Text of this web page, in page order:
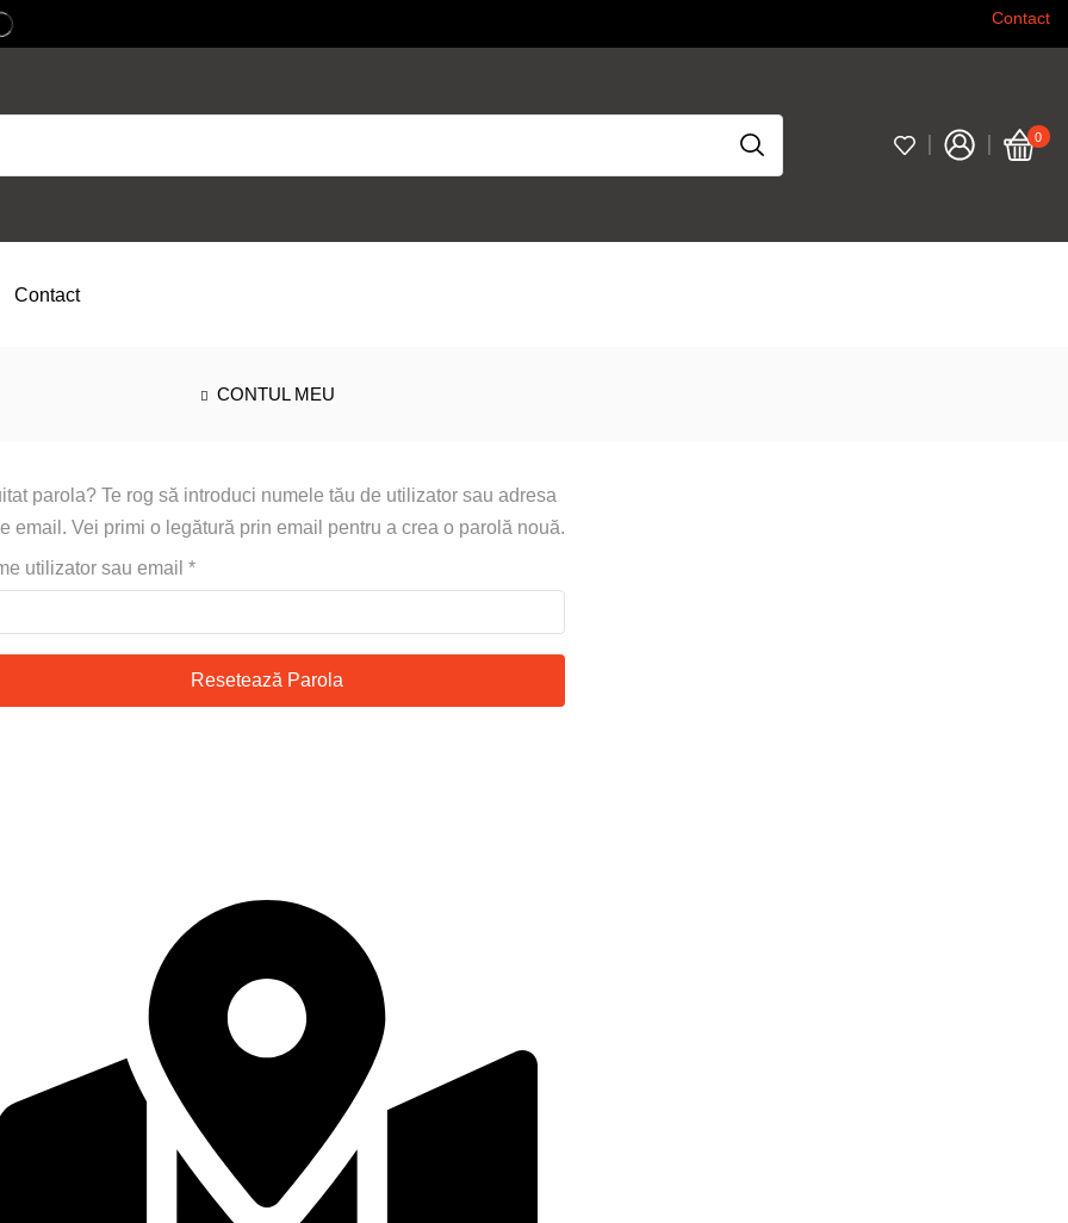
Contact
0
Contact
CONTUL MEU
parola? Te rog să introduci numele tău de utilizator sau adresa
email. Vei primi o legătură prin email pentru a crea o parolă nouă.
utilizator sau email *
Resetează Parola